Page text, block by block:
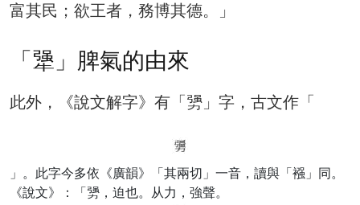
富其民；欲王者，務博其德。」
「犟」脾氣的由來
此外，《說文解字》有「勥」字，古文作「
」。此字今多依《廣韻》「其兩切」一音，讀與「襁」同。
《說文》：「勥，迫也。从力，強聲。